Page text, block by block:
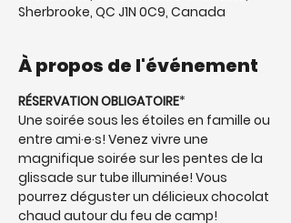
Sherbrooke, QC J1N 0C9, Canada
À propos de l'événement
RÉSERVATION OBLIGATOIRE*
Une soirée sous les étoiles en famille ou
entre ami·e·s! Venez vivre une
magnifique soirée sur les pentes de la
glissade sur tube illuminée! Vous
pourrez déguster un délicieux chocolat
chaud autour du feu de camp!